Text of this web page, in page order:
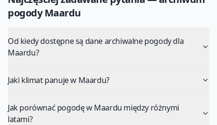
pogodyMaardu
Od kiedy dostępne są dane archiwalne pogody dla
Maardu?
Jaki klimat panuje w Maardu?
Jak porównać pogodę w Maardu między różnymi
latami?